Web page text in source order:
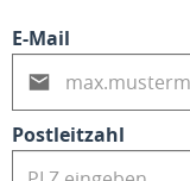
E-Mail
Postleitzahl